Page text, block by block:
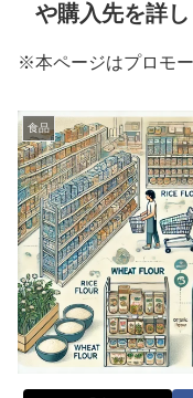
や購入先を詳
※本ページはプロモ
食品